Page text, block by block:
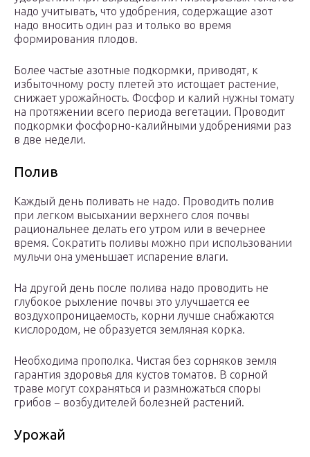
надо учитывать, что удобрения, содержащие азот
надо вносить один раз и только во время
формирования плодов.
Более частые азотные подкормки, приводят, к
избыточному росту плетей это истощает растение,
снижает урожайность. Фосфор и калий нужны томату
на протяжении всего периода вегетации. Проводит
подкормки фосфорно-калийными удобрениями раз
в две недели.
Полив
Каждый день поливать не надо. Проводить полив
при легком высыхании верхнего слоя почвы
рациональнее делать его утром или в вечернее
время. Сократить поливы можно при использовании
мульчи она уменьшает испарение влаги.
На другой день после полива надо проводить не
глубокое рыхление почвы это улучшается ее
воздухопроницаемость, корни лучше снабжаются
кислородом, не образуется земляная корка.
Необходима прополка. Чистая без сорняков земля
гарантия здоровья для кустов томатов. В сорной
траве могут сохраняться и размножаться споры
грибов − возбудителей болезней растений.
Урожай